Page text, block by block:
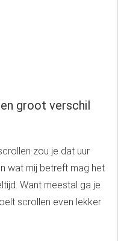
groot verschil
zou je dat uur
wat mij betreft mag het
Want meestal ga je
scrollen even lekker